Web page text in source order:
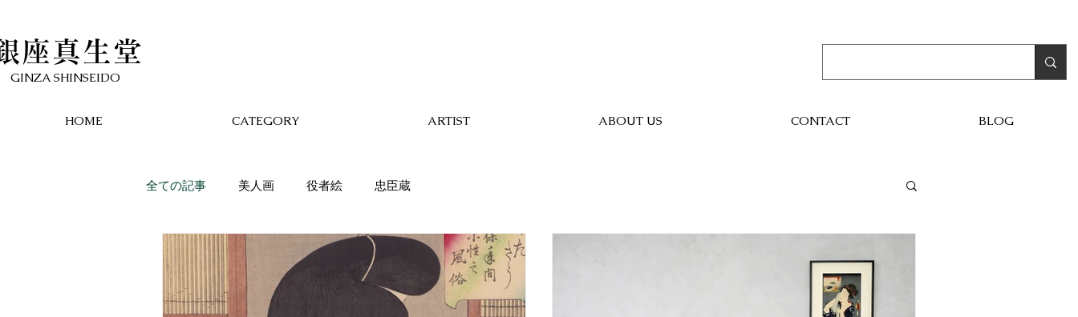
座真生堂
​GINZA SHINSEIDO
HOME CATEGORY ARTIST ABOUT US CONTACT BLOG
全ての記事 美人画 役者絵 忠臣蔵